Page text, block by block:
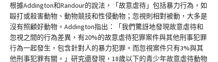
根據Addington和Randour的說法，「故意虐待」包括暴力行為，如
毆打或殺害動物、動物競技和性侵動物；忽視則相對被動，大多是
沒有照顧好動物。Addington指出：「我們驚訝地發現故意虐待和
忽視之間的行為差異，有20%的故意虐待犯罪案件與其他刑事犯罪
行為一起發生，包含針對人的暴力犯罪。而忽視案件只有3%與其
他刑事犯罪有關。」研究還發現，18歲以下的青少年故意虐待動物